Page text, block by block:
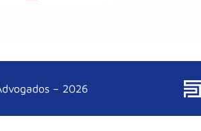
– 2026